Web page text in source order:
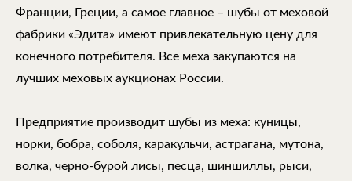
Франции, Греции, а самое главное – шубы от меховой
фабрики «Эдита» имеют привлекательную цену для
конечного потребителя. Все меха закупаются на
лучших меховых аукционах России.
Предприятие производит шубы из меха: куницы,
норки, бобра, соболя, каракульчи, астрагана, мутона,
волка, черно-бурой лисы, песца, шиншиллы, рыси,